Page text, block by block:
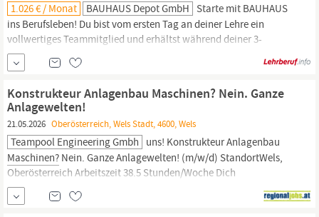
1.026 € / Monat BAUHAUS Depot GmbH Starte mit BAUHAUS
ins Berufsleben! Du bist vom ersten Tag an deiner Lehre ein
vollwertiges Teammitglied und erhältst während deiner 3-
jährigen Lehrzeit Einblick in die verschiedenen Fachabteilungen
wie zB Sanitär, Elektro, Fliesen oder Werkzeuge und
Maschinen.
Sortiment von BAUHAUS Du...
Konstrukteur Anlagenbau Maschinen? Nein. Ganze
Anlagewelten!
21.05.2026 Oberösterreich, Wels Stadt, 4600, Wels
Teampool Engineering Gmbh uns! Konstrukteur Anlagenbau
Maschinen? Nein. Ganze Anlagewelten! (m/w/d) StandortWels,
Oberösterreich Arbeitszeit 38.5 Stunden/Woche Dich
begeistertKonzeptionieren, entwerfen und realisieren von
Gesamt- und DetailkonstruktionenPlanung erforderlicher